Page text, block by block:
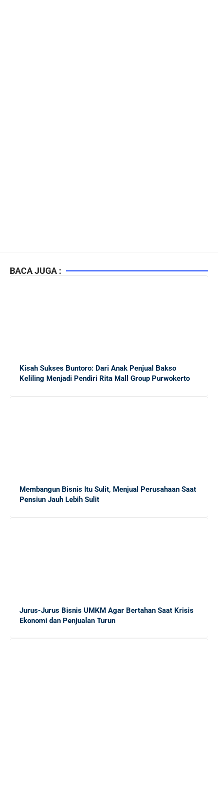
BACA JUGA :
Kisah Sukses Buntoro: Dari Anak Penjual Bakso
Keliling Menjadi Pendiri Rita Mall Group Purwokerto
Membangun Bisnis Itu Sulit, Menjual Perusahaan Saat
Pensiun Jauh Lebih Sulit
Jurus-Jurus Bisnis UMKM Agar Bertahan Saat Krisis
Ekonomi dan Penjualan Turun